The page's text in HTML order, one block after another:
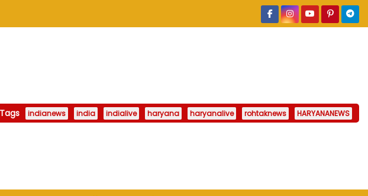
indianews india indialive haryana haryanalive rohtaknews HARYANANEWS